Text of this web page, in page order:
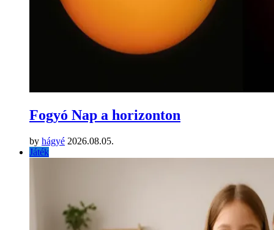
Fogyó Nap a horizonton
by hágyé 2026.08.05.
Játék